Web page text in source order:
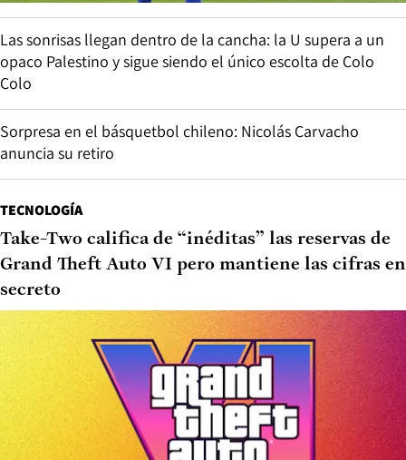
Las sonrisas llegan dentro de la cancha: la U supera a un
opaco Palestino y sigue siendo el único escolta de Colo
Colo
Sorpresa en el básquetbol chileno: Nicolás Carvacho
anuncia su retiro
TECNOLOGÍA
Take-Two califica de “inéditas” las reservas de
Grand Theft Auto VI pero mantiene las cifras en
secreto